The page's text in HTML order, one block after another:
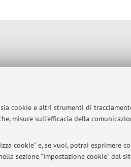
cookie e altri strumenti di
misure sull'efficacia della
cookie" e, se vuoi, potrai esprimere
sezione "Impostazione cookie" del